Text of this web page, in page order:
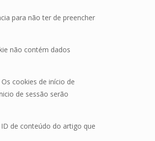
para não ter de preencher
não contém dados
cookies de início de
de sessão serão
de conteúdo do artigo que